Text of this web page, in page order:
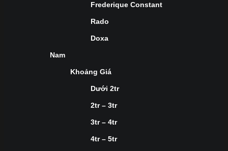
Frederique Constant
Rado
Doxa
Nam
Khoảng Giá
Dưới 2tr
2tr – 3tr
3tr – 4tr
4tr – 5tr